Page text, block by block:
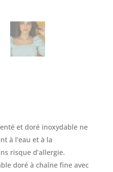
:
et doré inoxydable ne
à l’eau et à la
risque d’allergie.
doré à chaîne fine avec